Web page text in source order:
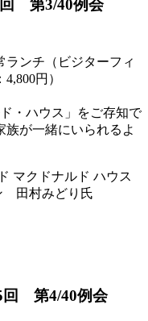
回 第3/40例会
ランチ（ビジターフィ
4,800円）
・ハウス」をご存知で
が一緒にいられるよ
クドナルド ハウス
田村みどり氏
回 第4/40例会